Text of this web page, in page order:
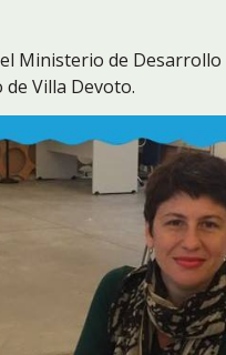
Ministerio de
Villa Devoto.